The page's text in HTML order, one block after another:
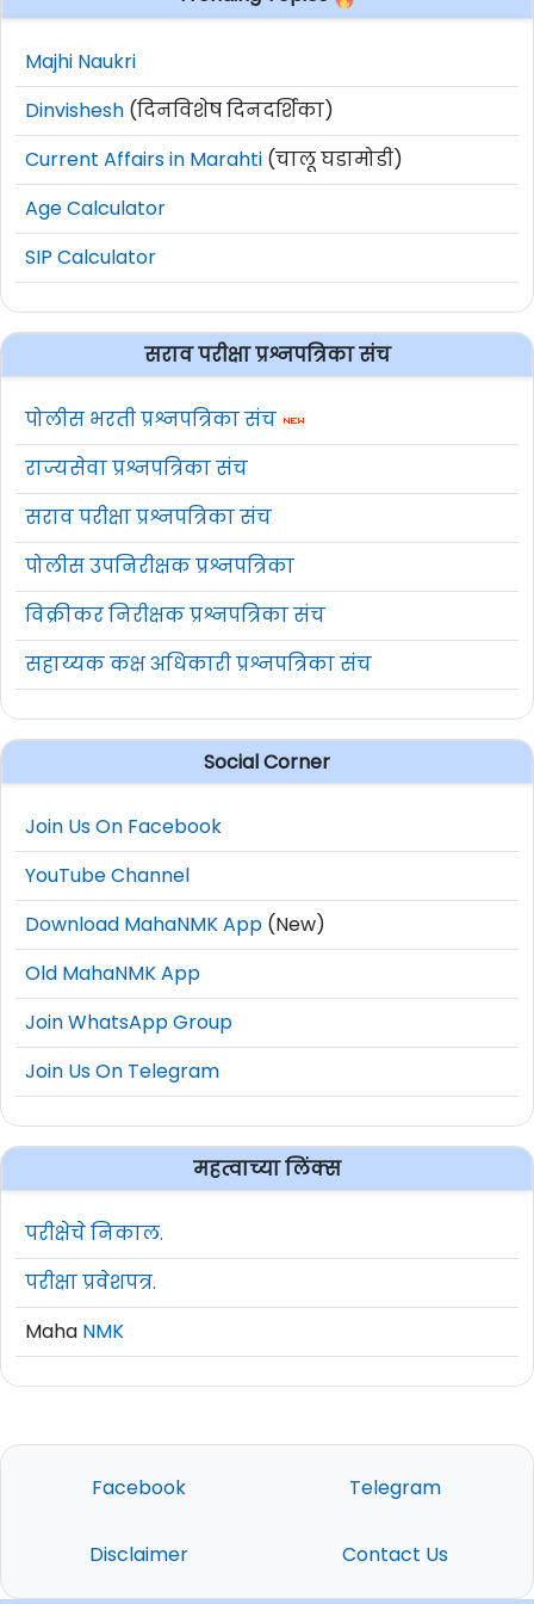
Online अर्ज
जाहिरात (Notification PDF) येथे क्लिक करा
Official Site www.rbi.org.in
How to Apply For RBI Officers
Grade B Online Form 2026 :
या भरतीकरिता
ऑनलाईन अर्जhttps://ibpsreg.ibps.in/
वेबसाईट वर करायचा आहे.
अर्ज फक्त वरीलPortalद्वारेच स्वीकारले जातील.
ऑनलाईन अर्ज करण्याचा अंतिम दिनांक20 मे
2026आहे.
सविस्तर माहितीसाठी व अर्ज करण्यापूर्वी कृपया
जाहिरात काळजीपूर्वक वाचावी.
अधिक माहितीwww.rbi.org.inया वेबसाईट वर
दिलेली आहे.
Majhi Naukri
Dinvishesh (दिनविशेष दिनदर्शिका)
Current Affairs in Marahti (चालू घडामोडी)
Age Calculator
SIP Calculator
सराव परीक्षा प्रश्नपत्रिका संच
पोलीस भरती प्रश्नपत्रिका संच
राज्यसेवा प्रश्नपत्रिका संच
सराव परीक्षा प्रश्नपत्रिका संच
पोलीस उपनिरीक्षक प्रश्नपत्रिका
विक्रीकर निरीक्षक प्रश्नपत्रिका संच
सहाय्यक कक्ष अधिकारी प्रश्नपत्रिका संच
Social Corner
Join Us On Facebook
YouTube Channel
Download MahaNMK App (New)
Old MahaNMK App
Join WhatsApp Group
Join Us On Telegram
महत्वाच्या लिंक्स
परीक्षेचे निकाल.
परीक्षा प्रवेशपत्र.
Maha NMK
Facebook Telegram
Disclaimer Contact Us